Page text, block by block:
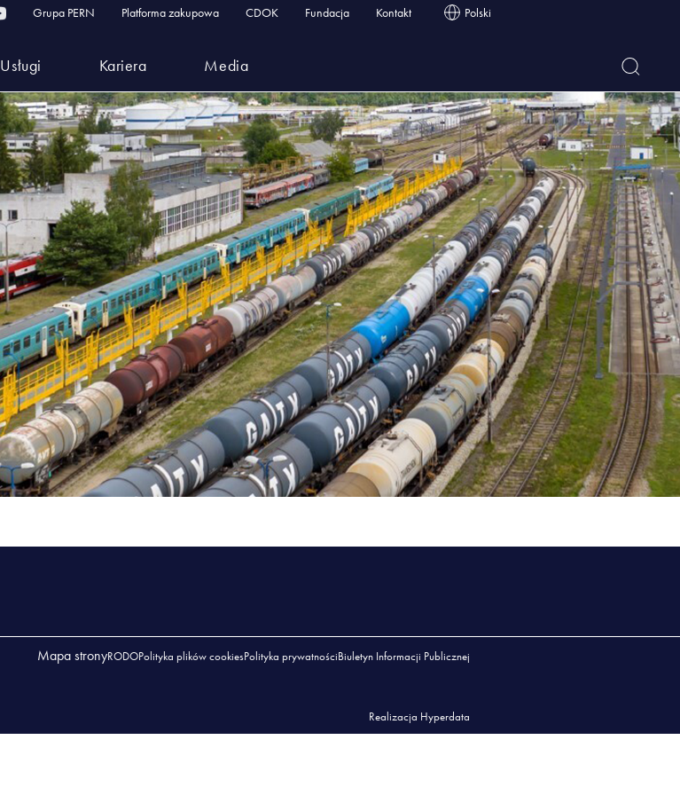
Grupa PERN Platforma zakupowa CDOK Fundacja Kontakt Polski
Usługi Kariera Media
Mapa stronyRODOPolityka plików cookiesPolityka prywatnościBiuletyn Informacji Publicznej
Realizacja Hyperdata